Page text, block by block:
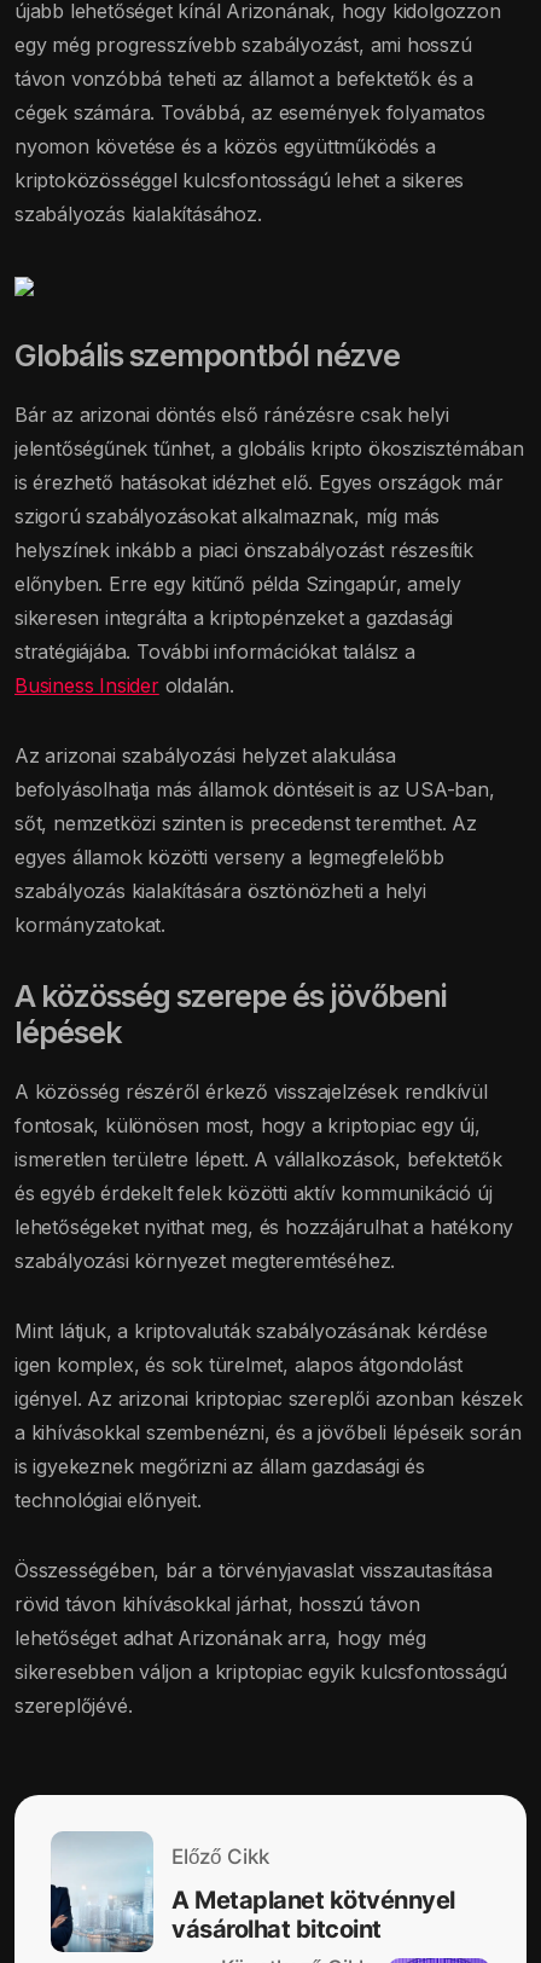
újabb lehetőséget kínál Arizonának, hogy kidolgozzon
egy még progresszívebb szabályozást, ami hosszú
távon vonzóbbá teheti az államot a befektetők és a
cégek számára. Továbbá, az események folyamatos
nyomon követése és a közös együttműködés a
kriptoközösséggel kulcsfontosságú lehet a sikeres
szabályozás kialakításához.
Globális szempontból nézve
Bár az arizonai döntés első ránézésre csak helyi
jelentőségűnek tűnhet, a globális kripto ökoszisztémában
is érezhető hatásokat idézhet elő. Egyes országok már
szigorú szabályozásokat alkalmaznak, míg más
helyszínek inkább a piaci önszabályozást részesítik
előnyben. Erre egy kitűnő példa Szingapúr, amely
sikeresen integrálta a kriptopénzeket a gazdasági
stratégiájába. További információkat találsz a
Business Insideroldalán.
Az arizonai szabályozási helyzet alakulása
befolyásolhatja más államok döntéseit is az USA-ban,
sőt, nemzetközi szinten is precedenst teremthet. Az
egyes államok közötti verseny a legmegfelelőbb
szabályozás kialakítására ösztönözheti a helyi
kormányzatokat.
A közösség szerepe és jövőbeni
lépések
A közösség részéről érkező visszajelzések rendkívül
fontosak, különösen most, hogy a kriptopiac egy új,
ismeretlen területre lépett. A vállalkozások, befektetők
és egyéb érdekelt felek közötti aktív kommunikáció új
lehetőségeket nyithat meg, és hozzájárulhat a hatékony
szabályozási környezet megteremtéséhez.
Mint látjuk, a kriptovaluták szabályozásának kérdése
igen komplex, és sok türelmet, alapos átgondolást
igényel. Az arizonai kriptopiac szereplői azonban készek
a kihívásokkal szembenézni, és a jövőbeli lépéseik során
is igyekeznek megőrizni az állam gazdasági és
technológiai előnyeit.
Összességében, bár a törvényjavaslat visszautasítása
rövid távon kihívásokkal járhat, hosszú távon
lehetőséget adhat Arizonának arra, hogy még
sikeresebben váljon a kriptopiac egyik kulcsfontosságú
szereplőjévé.
Előző Cikk
A Metaplanet kötvénnyel
vásárolhat bitcoint